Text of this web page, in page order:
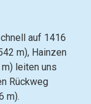
auf 1416
m), Hainzen
leiten uns
Rückweg
m).